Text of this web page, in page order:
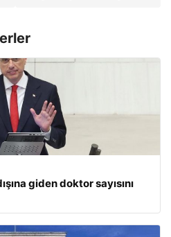
giden doktor sayısını